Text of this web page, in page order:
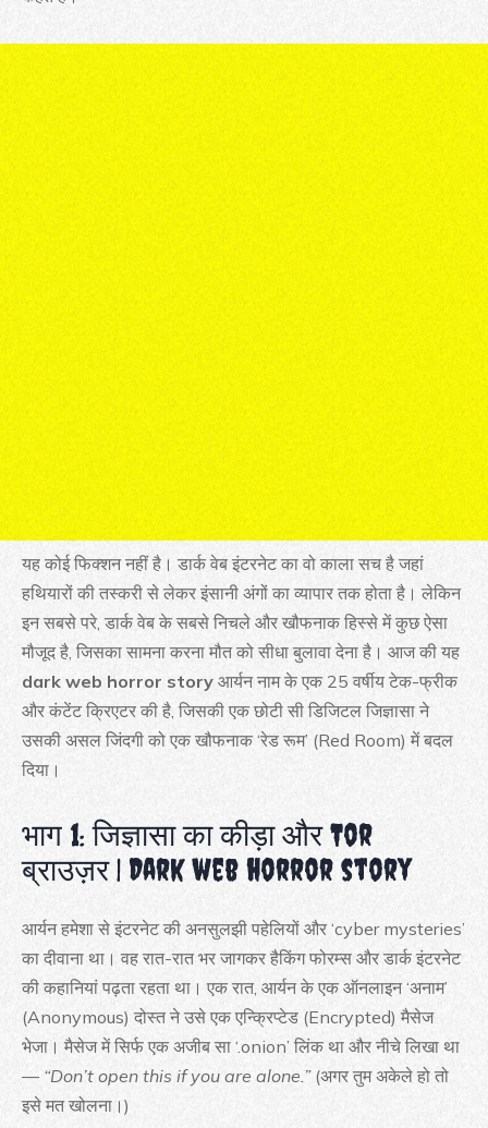
यह कोई फिक्शन नहीं है। डार्क वेब इंटरनेट का वो काला सच है जहां
हथियारों की तस्करी से लेकर इंसानी अंगों का व्यापार तक होता है। लेकिन
इन सबसे परे, डार्क वेब के सबसे निचले और खौफनाक हिस्से में कुछ ऐसा
मौजूद है, जिसका सामना करना मौत को सीधा बुलावा देना है। आज की यह
dark web horror story आर्यन नाम के एक 25 वर्षीय टेक-फ्रीक
और कंटेंट क्रिएटर की है, जिसकी एक छोटी सी डिजिटल जिज्ञासा ने
उसकी असल जिंदगी को एक खौफनाक ‘रेड रूम’ (Red Room) में बदल
दिया।
भाग 1: जिज्ञासा का कीड़ा और Tor
ब्राउज़र | Dark web horror story
आर्यन हमेशा से इंटरनेट की अनसुलझी पहेलियों और ‘cyber mysteries’
का दीवाना था। वह रात-रात भर जागकर हैकिंग फोरम्स और डार्क इंटरनेट
की कहानियां पढ़ता रहता था। एक रात, आर्यन के एक ऑनलाइन ‘अनाम’
(Anonymous) दोस्त ने उसे एक एन्क्रिप्टेड (Encrypted) मैसेज
भेजा। मैसेज में सिर्फ एक अजीब सा ‘.onion’ लिंक था और नीचे लिखा था
— “Don’t open this if you are alone.”(अगर तुम अकेले हो तो
इसे मत खोलना।)